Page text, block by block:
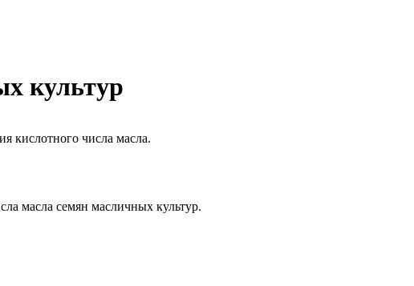
культур
кислотного числа масла.
масла семян масличных культур.